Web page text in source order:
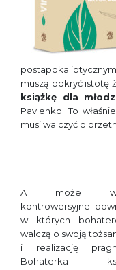
muszą odkryć istotę
książkę dla
Pavlenko. To
musi walczyć o
A może
kontrowersyjne
w których
walczą o swoją
i realizację
Bohaterka